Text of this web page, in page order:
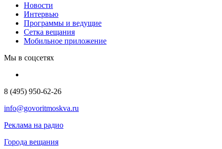
Новости
Интервью
Программы и ведущие
Сетка вещания
Мобильное приложение
Мы в соцсетях
8 (495) 950-62-26
info@govoritmoskva.ru
Реклама на радио
Города вещания